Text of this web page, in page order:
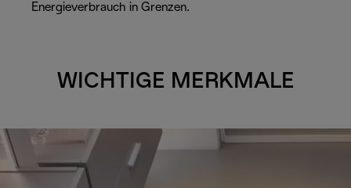
Energieverbrauch in Grenzen.
WICHTIGE MERKMALE